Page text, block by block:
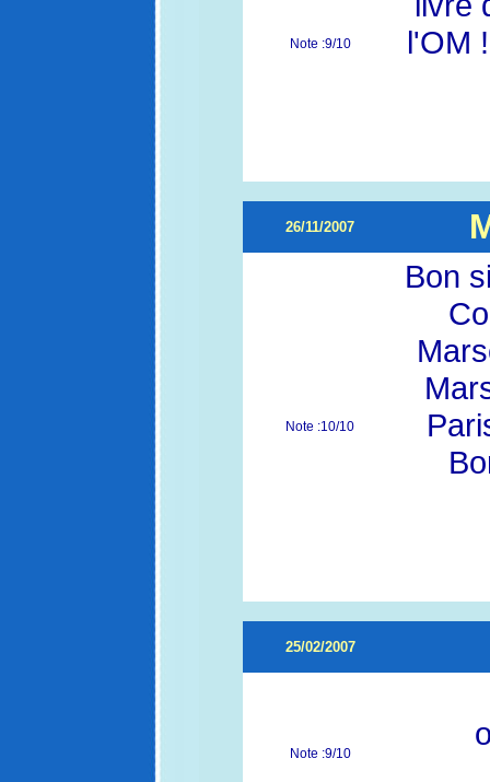
Note :9/10
l'OM
26/11/2007
Note :10/10
Bon
25/02/2007
Note :9/10